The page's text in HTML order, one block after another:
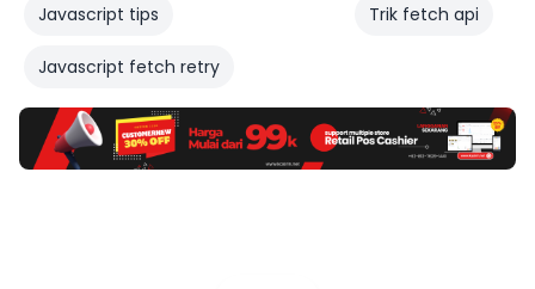
Javascript tips Trik fetch api
Javascript fetch retry